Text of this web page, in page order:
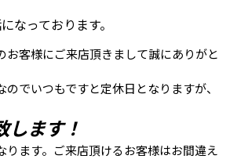
なっております。
お客様にご来店頂きまして誠にありがと
のでいつもですと定休日となりますが、
します！
ります。ご来店頂けるお客様はお間違え